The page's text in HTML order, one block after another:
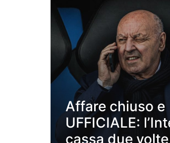
Affare chiuso e
UFFICIALE:
cassa due